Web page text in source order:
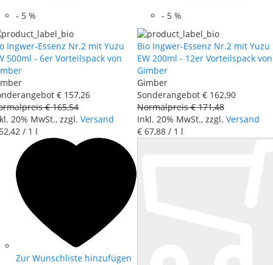
- 5 %
Ingwer-Essenz Nr.2 mit Yuzu
500ml - 6er Vorteilspack von
€ 157,26
€ 165,54
20% MwSt., zzgl. Versand
,42 / 1 l
Zur Wunschliste hinzufügen
- 5 %
Bio Ingwer-Essenz Nr.2 mit Yuzu
EW 200ml - 12er Vorteilspack von
Gimber
Gimber
Sonderangebot € 162,90
Normalpreis € 171,48
Inkl. 20% MwSt., zzgl. Versand
€ 67,88 / 1 l